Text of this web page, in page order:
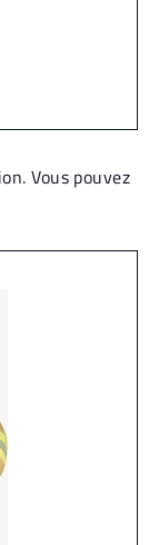
Vous pouvez